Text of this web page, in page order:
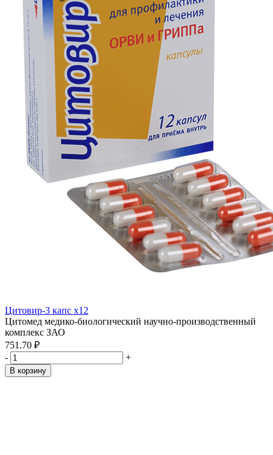
Цитовир-3 капс x12
Цитомед медико-биологический научно-производственный
комплекс ЗАО
751.70 ₽
-
+
В корзину